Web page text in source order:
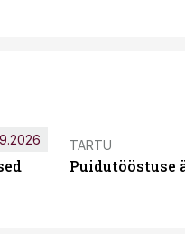
TARTU
Puidutööstuse